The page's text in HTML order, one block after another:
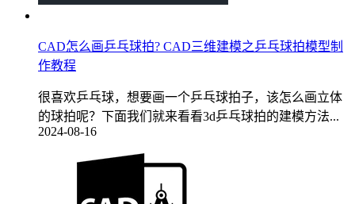
CAD怎么画乒乓球拍? CAD三维建模之乒乓球拍模型制
作教程
很喜欢乒乓球，想要画一个乒乓球拍子，该怎么画立体
的球拍呢？下面我们就来看看3d乒乓球拍的建模方法...
2024-08-16